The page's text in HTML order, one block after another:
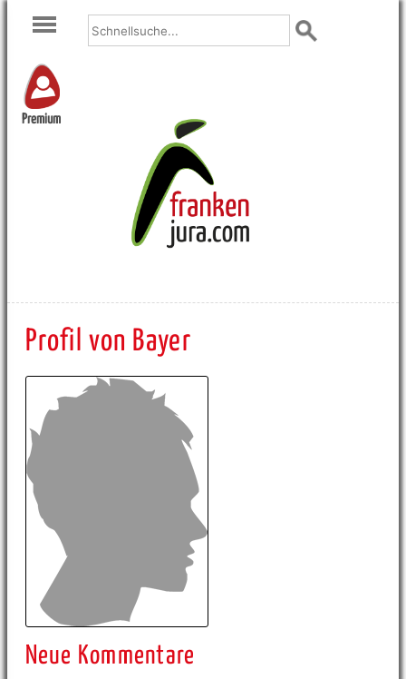
Premium
Profil von Bayer
Neue Kommentare